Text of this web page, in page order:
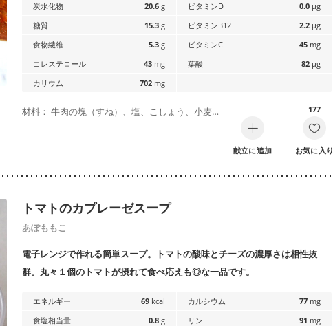
炭水化物
20.6 g
糖質
15.3 g
食物繊維
5.3 g
コレステロール
43 mg
カリウム
702 mg
ビタミンD
0.0 µg
ビタミンB12
2.2 µg
ビタミンC
45 mg
葉酸
82 µg
材料： 牛肉の塊（すね）、塩、こしょう、小麦…
献立に追加
177
お気に入り
トマトのカプレーゼスープ
あぽももこ
電子レンジで作れる簡単スープ。トマトの酸味とチーズの濃厚さは相性抜
群。丸々１個のトマトが摂れて食べ応えも◎な一品です。
エネルギー 69 kcal
食塩相当量
0.8 g
カルシウム 77 mg
リン
91 mg